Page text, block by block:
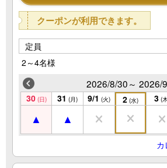
クーポンが利用できます。
定員
2～4名様
2026/8/30～ 2026/
30 (日) 31 (月) 9/1 (火) 2 (水) 3 (